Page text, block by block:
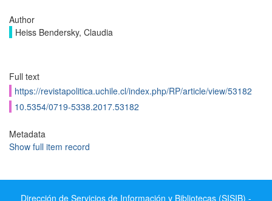
Author
Heiss Bendersky, Claudia
Full text
https://revistapolitica.uchile.cl/index.php/RP/article/view/53182
10.5354/0719-5338.2017.53182
Metadata
Show full item record
Dirección de Servicios de Información y Bibliotecas (SISIB) -